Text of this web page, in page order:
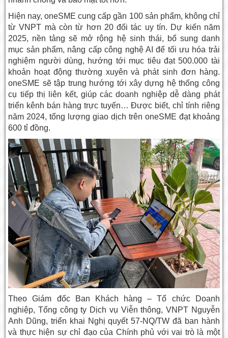
Hiện nay, oneSME cung cấp gần 100 sản phẩm, không chỉ
từ VNPT mà còn từ hơn 20 đối tác uy tín. Dự kiến năm
2025, nền tảng sẽ mở rộng hệ sinh thái, bổ sung danh
mục sản phẩm, nâng cấp công nghệ AI để tối ưu hóa trải
nghiệm người dùng, hướng tới mục tiêu đạt 500.000 tài
khoản hoạt động thường xuyên và phát sinh đơn hàng.
oneSME sẽ tập trung hướng tới xây dựng hệ thống công
cụ tiếp thị liên kết, giúp các doanh nghiệp dễ dàng phát
triển kênh bán hàng trực tuyến… Được biết, chỉ tính riêng
năm 2024, tổng lượng giao dịch trên oneSME đạt khoảng
600 tỉ đồng.
Theo Giám đốc Ban Khách hàng – Tổ chức Doanh
nghiệp, Tổng công ty Dịch vụ Viễn thông, VNPT Nguyễn
Anh Dũng, triển khai Nghị quyết 57-NQ/TW đã ban hành
và thực hiện sự chỉ đạo của Chính phủ với vai trò là một